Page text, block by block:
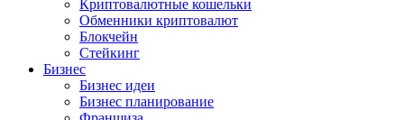
Криптовалютные кошельки
Обменники криптовалют
Блокчейн
Стейкинг
Бизнес
Бизнес идеи
Бизнес планирование